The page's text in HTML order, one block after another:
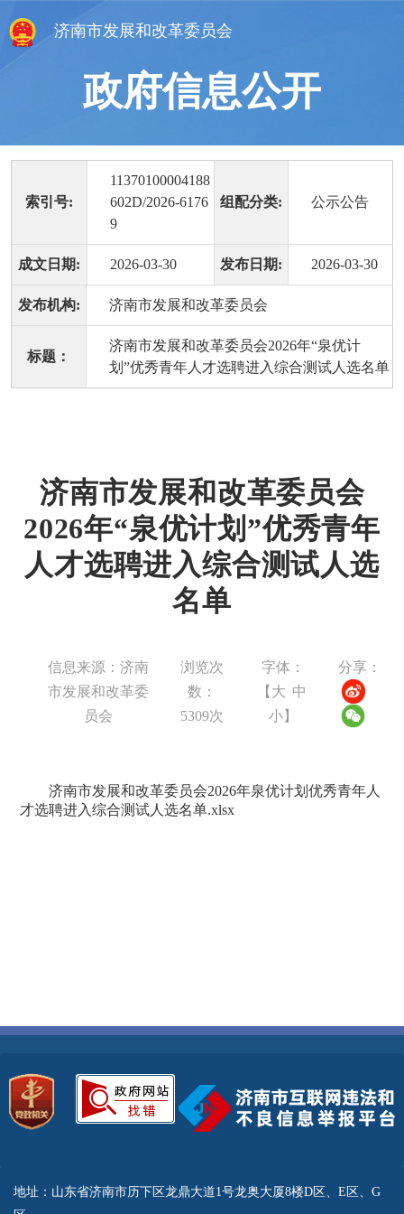
济南市发展和改革委员会
政府信息公开
索引号:
11370100004188
602D/2026-6176
9
组配分类: 公示公告
成文日期: 2026-03-30 发布日期: 2026-03-30
发布机构: 济南市发展和改革委员会
标题：
济南市发展和改革委员会2026年“泉优计
划”优秀青年人才选聘进入综合测试人选名单
济南市发展和改革委员会
2026年“泉优计划”优秀青年
人才选聘进入综合测试人选
名单
信息来源：济南
市发展和改革委
员会
浏览次
数：
5309次
字体：
【 大 中
小】
分享：
济南市发展和改革委员会2026年泉优计划优秀青年人
才选聘进入综合测试人选名单.xlsx
地址：山东省济南市历下区龙鼎大道1号龙奥大厦8楼D区、E区、G